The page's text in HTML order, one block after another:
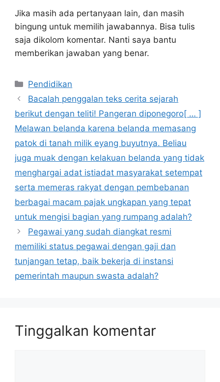
Jika masih ada pertanyaan lain, dan masih
bingung untuk memilih jawabannya. Bisa tulis
saja dikolom komentar. Nanti saya bantu
memberikan jawaban yang benar.
Kategori
Pendidikan
Bacalah penggalan teks cerita sejarah
berikut dengan teliti! Pangeran diponegoro[ … ]
Melawan belanda karena belanda memasang
patok di tanah milik eyang buyutnya. Beliau
juga muak dengan kelakuan belanda yang tidak
menghargai adat istiadat masyarakat setempat
serta memeras rakyat dengan pembebanan
berbagai macam pajak ungkapan yang tepat
untuk mengisi bagian yang rumpang adalah?
Pegawai yang sudah diangkat resmi
memiliki status pegawai dengan gaji dan
tunjangan tetap, baik bekerja di instansi
pemerintah maupun swasta adalah?
Tinggalkan komentar